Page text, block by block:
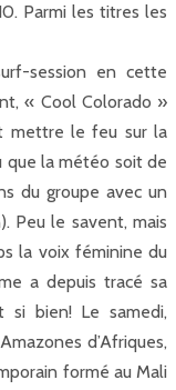
Parmi les titres les
session en cette
« Cool Colorado »
mettre le feu sur la
que la météo soit de
du groupe avec un
Peu le savent, mais
la voix féminine du
a depuis tracé sa
bien! Le samedi,
d’Afriques,
formé au Mali